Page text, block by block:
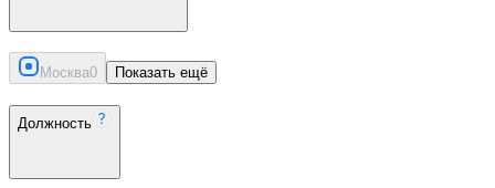
Москва0 Показать ещё
Должность